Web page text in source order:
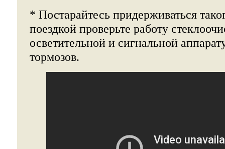
* Постарайтесь придерживаться
поездкой проверьте работу
осветительной и сигнальной
тормозов.